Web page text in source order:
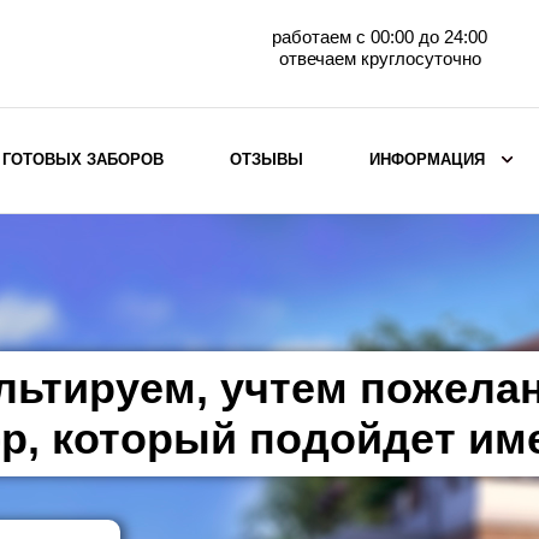
работаем с 00:00 до 24:00
отвечаем круглосуточно
горизонтального
Металлические заборы для дачи
Забор жалюзи с кирпичными столбами
Металлические заборы
Металлические ограждения
ГОТОВЫХ ЗАБОРОВ ОТЗЫВЫ ИНФОРМАЦИЯ
учтем
который подойдет